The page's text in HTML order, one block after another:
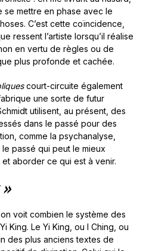
se mettre en phase avec le
C’est cette coïncidence,
ressent l’artiste lorsqu’il réalise
en vertu de règles ou de
plus profonde et cachée.
court-circuite également
une sorte de futur
utilisent, au présent, des
dans le passé pour des
comme la psychanalyse,
passé qui peut le mieux
aborder ce qui est à venir.
voit combien le système des
King. Le Yi King, ou I Ching, ou
des plus anciens textes de